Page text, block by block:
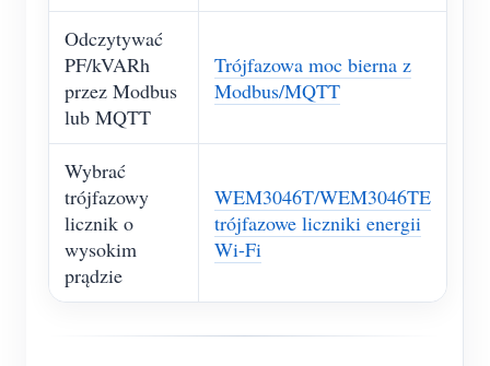
Odczytywać
PF/kVARh
przez Modbus
lub MQTT
Trójfazowa moc bierna z
Modbus/MQTT
Wybrać
trójfazowy
licznik o
wysokim
prądzie
WEM3046T/WEM3046TE
trójfazowe liczniki energii
Wi-Fi